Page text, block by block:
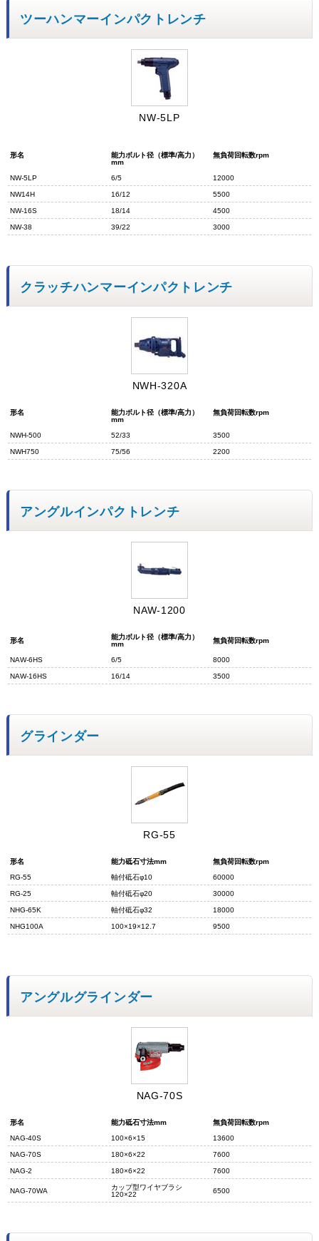
ツーハンマーインパクトレンチ
NW-5LP
形名
能力ボルト径（標準/高力）
mm
無負荷回転数rpm
NW-5LP 6/5 12000
NW14H 16/12 5500
NW-16S 18/14 4500
NW-38 39/22 3000
クラッチハンマーインパクトレンチ
NWH-320A
形名
能力ボルト径（標準/高力）
mm
無負荷回転数rpm
NWH-500 52/33 3500
NWH750 75/56 2200
アングルインパクトレンチ
NAW-1200
形名
能力ボルト径（標準/高力）
mm
無負荷回転数rpm
NAW-6HS 6/5 8000
NAW-16HS 16/14 3500
グラインダー
RG-55
形名 能力砥石寸法mm
無負荷回転数rpm
RG-55
軸付砥石φ10 60000
RG-25 軸付砥石φ20 30000
NHG-65K 軸付砥石φ32 18000
NHG100A 100×19×12.7 9500
アングルグラインダー
NAG-70S
形名 能力砥石寸法mm
無負荷回転数rpm
NAG-40S
100×6×15 13600
NAG-70S 180×6×22 7600
NAG-2 180×6×22 7600
NAG-70WA
カップ型ワイヤブラシ
120×22
6500